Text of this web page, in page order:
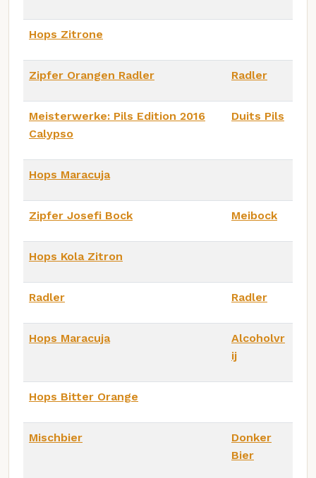
Hops Zitrone
Zipfer Orangen Radler Radler
Meisterwerke: Pils Edition 2016
Calypso
Duits Pils
Hops Maracuja
Zipfer Josefi Bock Meibock
Hops Kola Zitron
Radler Radler
Hops Maracuja
Alcoholvr
ij
Hops Bitter Orange
Mischbier
Donker
Bier